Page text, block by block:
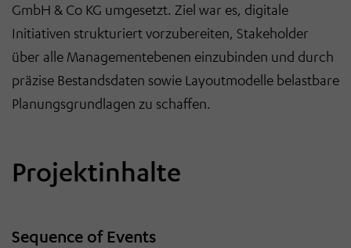
GmbH & Co KG umgesetzt. Ziel war es, digitale
Initiativen strukturiert vorzubereiten, Stakeholder
über alle Managementebenen einzubinden und durch
präzise Bestandsdaten sowie Layoutmodelle belastbare
Planungsgrundlagen zu schaffen.
Projektinhalte
Sequence of Events